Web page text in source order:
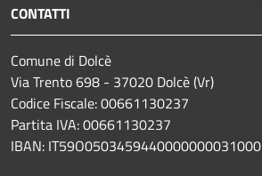
CONTATTI
Comune di Dolcè
Via Trento 698 - 37020 Dolcè (Vr)
Codice Fiscale: 00661130237
Partita IVA: 00661130237
IBAN: IT59O0503459440000000031000